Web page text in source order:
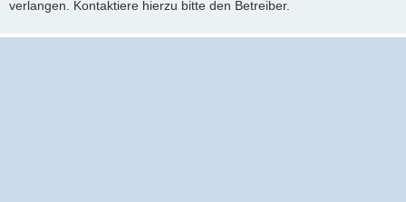
verlangen. Kontaktiere hierzu bitte den Betreiber.